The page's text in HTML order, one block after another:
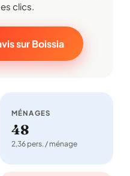
clics.
sur Boissia
MÉNAGES
48
2,36 pers. / ménage